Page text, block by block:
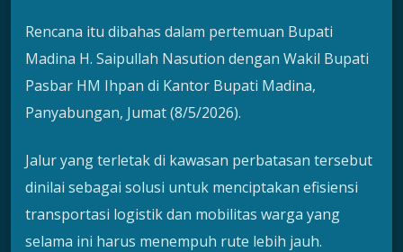
Rencana itu dibahas dalam pertemuan Bupati
Madina H. Saipullah Nasution dengan Wakil Bupati
Pasbar HM Ihpan di Kantor Bupati Madina,
Panyabungan, Jumat (8/5/2026).
Jalur yang terletak di kawasan perbatasan tersebut
dinilai sebagai solusi untuk menciptakan efisiensi
transportasi logistik dan mobilitas warga yang
selama ini harus menempuh rute lebih jauh.